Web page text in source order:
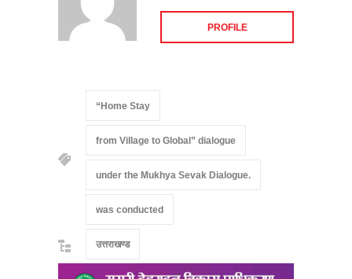
PROFILE
“Home Stay
from Village to Global” dialogue
under the Mukhya Sevak Dialogue.
was conducted
उत्तराखण्ड